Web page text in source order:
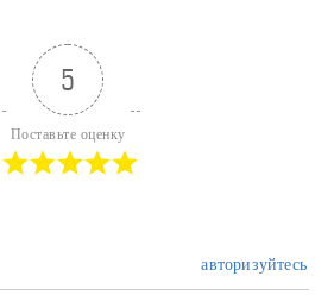
5
Поставьте оценку
авторизуйтесь